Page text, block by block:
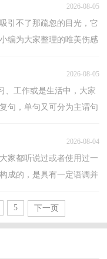
2026-08-05
引不了那疏忽的目光，它
编为大家整理的唯美伤感
2026-08-05
、工作或是生活中，大家
句，单句又可分为主谓句
2026-08-04
家都听说过或者使用过一
成的，是具有一定语调并
5
下一页